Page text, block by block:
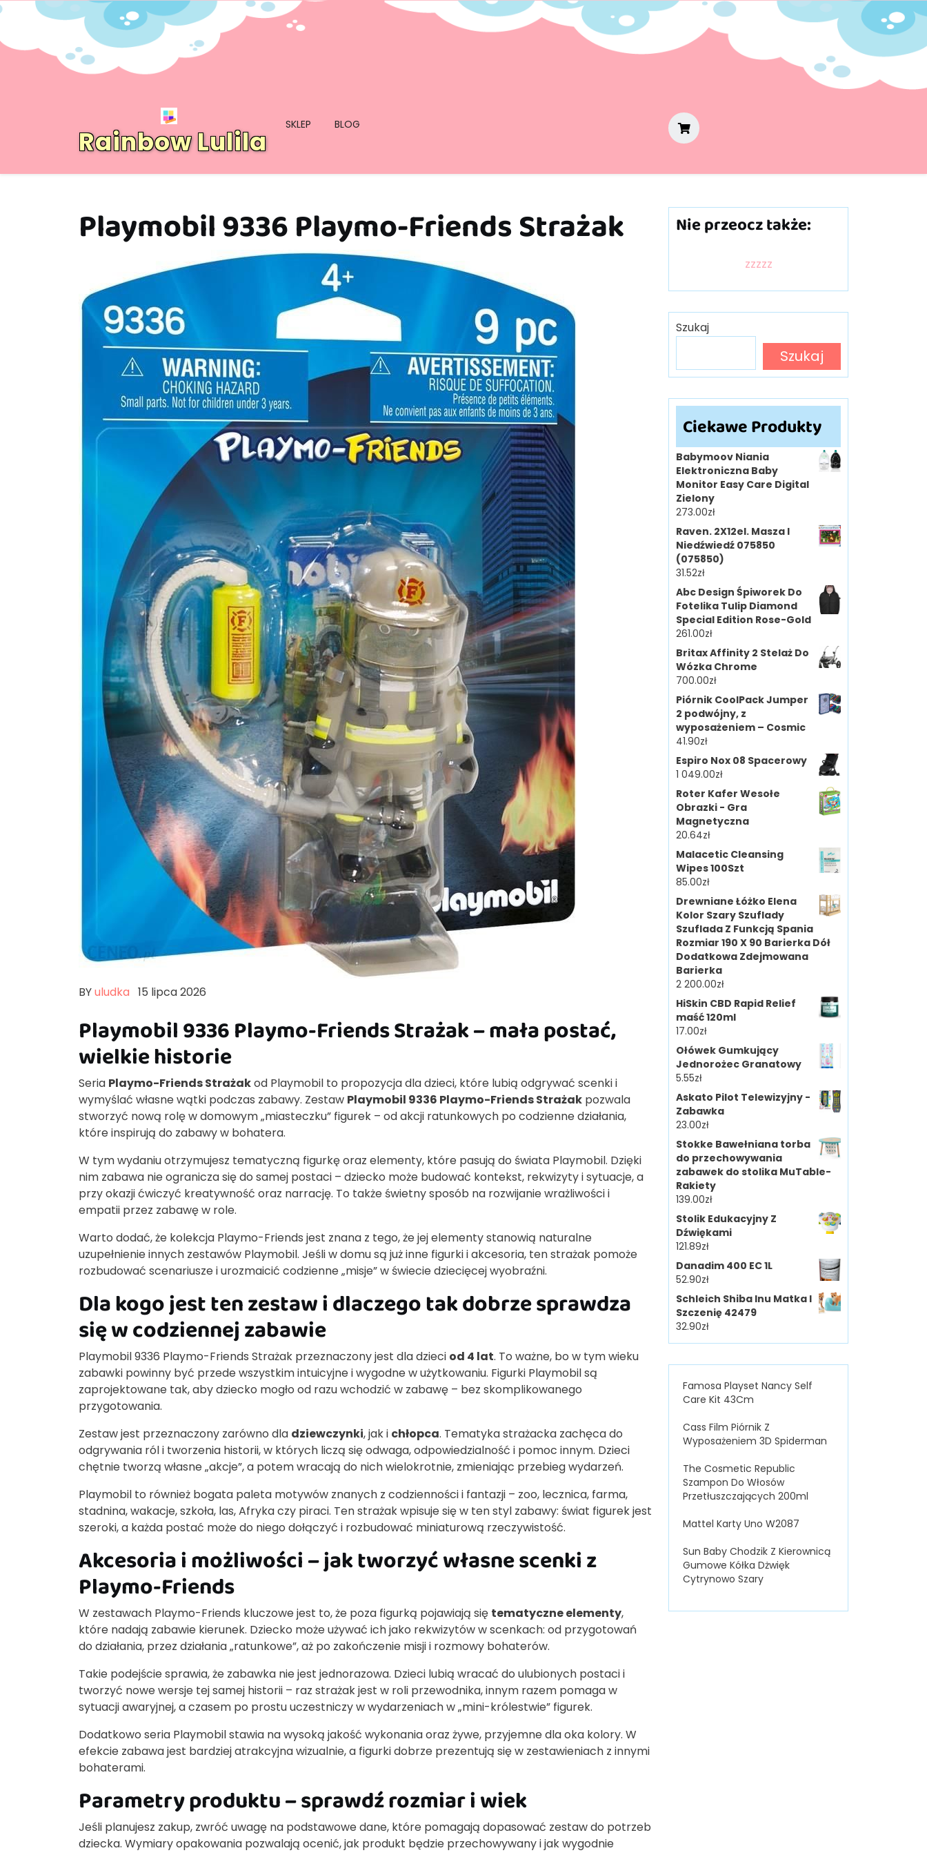
Skip
content
Rainbow Lulila
SKLEP BLOG
Playmobil 9336 Playmo-Friends Strażak
BYuludka 15 lipca 2026
Playmobil 9336 Playmo-Friends Strażak – mała postać,
wielkie historie
Seria Playmo-Friends Strażakod Playmobil to propozycja dla dzieci, które lubią odgrywać scenki i
wymyślać własne wątki podczas zabawy. Zestaw Playmobil 9336 Playmo-Friends Strażak pozwala
stworzyć nową rolę w domowym „miasteczku” figurek – od akcji ratunkowych po codzienne działania,
które inspirują do zabawy w bohatera.
W tym wydaniu otrzymujesz tematyczną figurkę oraz elementy, które pasują do świata Playmobil. Dzięki
nim zabawa nie ogranicza się do samej postaci – dziecko może budować kontekst, rekwizyty i sytuacje, a
przy okazji ćwiczyć kreatywność oraz narrację. To także świetny sposób na rozwijanie wrażliwości i
empatii przez zabawę w role.
Warto dodać, że kolekcja Playmo-Friends jest znana z tego, że jej elementy stanowią naturalne
uzupełnienie innych zestawów Playmobil. Jeśli w domu są już inne figurki i akcesoria, ten strażak pomoże
rozbudować scenariusze i urozmaicić codzienne „misje” w świecie dziecięcej wyobraźni.
Dla kogo jest ten zestaw i dlaczego tak dobrze sprawdza
się w codziennej zabawie
Playmobil 9336 Playmo-Friends Strażak przeznaczony jest dla dzieci od 4 lat. To ważne, bo w tym wieku
zabawki powinny być przede wszystkim intuicyjne i wygodne w użytkowaniu. Figurki Playmobil są
zaprojektowane tak, aby dziecko mogło od razu wchodzić w zabawę – bez skomplikowanego
przygotowania.
Zestaw jest przeznaczony zarówno dla dziewczynki, jak i chłopca. Tematyka strażacka zachęca do
odgrywania ról i tworzenia historii, w których liczą się odwaga, odpowiedzialność i pomoc innym. Dzieci
chętnie tworzą własne „akcje”, a potem wracają do nich wielokrotnie, zmieniając przebieg wydarzeń.
Playmobil to również bogata paleta motywów znanych z codzienności i fantazji – zoo, lecznica, farma,
stadnina, wakacje, szkoła, las, Afryka czy piraci. Ten strażak wpisuje się w ten styl zabawy: świat figurek jest
szeroki, a każda postać może do niego dołączyć i rozbudować miniaturową rzeczywistość.
Akcesoria i możliwości – jak tworzyć własne scenki z
Playmo-Friends
W zestawach Playmo-Friends kluczowe jest to, że poza figurką pojawiają się tematyczne elementy,
które nadają zabawie kierunek. Dziecko może używać ich jako rekwizytów w scenkach: od przygotowań
do działania, przez działania „ratunkowe”, aż po zakończenie misji i rozmowy bohaterów.
Takie podejście sprawia, że zabawka nie jest jednorazowa. Dzieci lubią wracać do ulubionych postaci i
tworzyć nowe wersje tej samej historii – raz strażak jest w roli przewodnika, innym razem pomaga w
sytuacji awaryjnej, a czasem po prostu uczestniczy w wydarzeniach w „mini-królestwie” figurek.
Dodatkowo seria Playmobil stawia na wysoką jakość wykonania oraz żywe, przyjemne dla oka kolory. W
efekcie zabawa jest bardziej atrakcyjna wizualnie, a figurki dobrze prezentują się w zestawieniach z innymi
bohaterami.
Parametry produktu – sprawdź rozmiar i wiek
Jeśli planujesz zakup, zwróć uwagę na podstawowe dane, które pomagają dopasować zestaw do potrzeb
dziecka. Wymiary opakowania pozwalają ocenić, jak produkt będzie przechowywany i jak wygodnie
Nie przeocz także:
zzzzz
Szukaj
Szukaj
Ciekawe Produkty
Babymoov Niania
Elektroniczna Baby
Monitor Easy Care Digital
Zielony
273.00zł
Raven. 2X12el. Masza I
Niedźwiedź 075850
(075850)
31.52zł
Abc Design Śpiworek Do
Fotelika Tulip Diamond
Special Edition Rose-Gold
261.00zł
Britax Affinity 2 Stelaż Do
Wózka Chrome
700.00zł
Piórnik CoolPack Jumper
2 podwójny, z
wyposażeniem – Cosmic
41.90zł
Espiro Nox 08 Spacerowy
1 049.00zł
Roter Kafer Wesołe
Obrazki - Gra
Magnetyczna
20.64zł
Malacetic Cleansing
Wipes 100Szt
85.00zł
Drewniane Łóżko Elena
Kolor Szary Szuflady
Szuflada Z Funkcją Spania
Rozmiar 190 X 90 Barierka Dół
Dodatkowa Zdejmowana
Barierka
2 200.00zł
HiSkin CBD Rapid Relief
maść 120ml
17.00zł
Ołówek Gumkujący
Jednorożec Granatowy
5.55zł
Askato Pilot Telewizyjny -
Zabawka
23.00zł
Stokke Bawełniana torba
do przechowywania
zabawek do stolika MuTable-
Rakiety
139.00zł
Stolik Edukacyjny Z
Dźwiękami
121.89zł
Danadim 400 EC 1L
52.90zł
Schleich Shiba Inu Matka I
Szczenię 42479
32.90zł
Famosa Playset Nancy Self
Care Kit 43Cm
Cass Film Piórnik Z
Wyposażeniem 3D Spiderman
The Cosmetic Republic
Szampon Do Włosów
Przetłuszczających 200ml
Mattel Karty Uno W2087
Sun Baby Chodzik Z Kierownicą
Gumowe Kółka Dżwięk
Cytrynowo Szary